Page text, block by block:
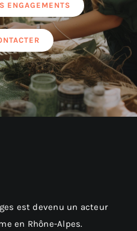
ENGAGEMENTS
est devenu un acteur
en Rhône-Alpes.